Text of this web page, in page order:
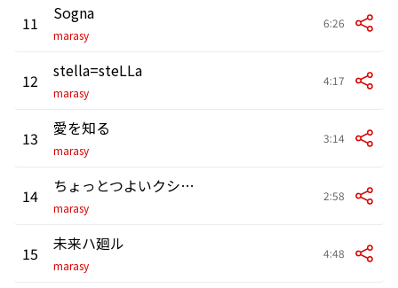
11 Sogna
marasy
6:26
12 stella=steLLa
marasy
4:17
13 愛を知る
marasy
3:14
14 ちょっとつよいクシコス・ポスト
marasy
2:58
15 未来ハ廻ル
marasy
4:48